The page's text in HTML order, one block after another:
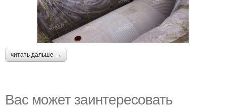
читать дальше →
Вас может заинтересовать